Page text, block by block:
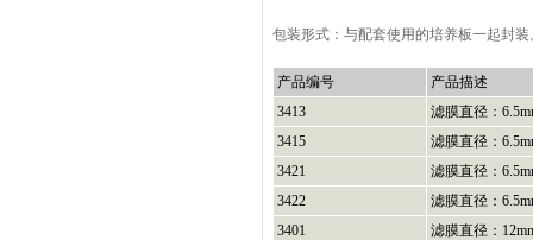
包装形式：与配套使用的培养板一起封装
产品编号
产品描述
3413
滤膜直径：
3415
滤膜直径：
3421
滤膜直径：
3422
滤膜直径：
3401
滤膜直径：